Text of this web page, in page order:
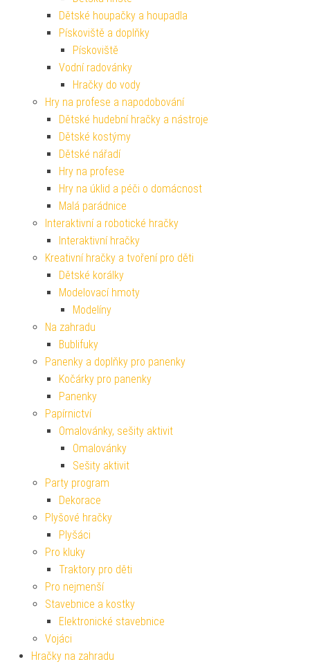
Dětské houpačky a houpadla
Pískoviště a doplňky
Pískoviště
Vodní radovánky
Hračky do vody
Hry na profese a napodobování
Dětské hudební hračky a nástroje
Dětské kostýmy
Dětské nářadí
Hry na profese
Hry na úklid a péči o domácnost
Malá parádnice
Interaktivní a robotické hračky
Interaktivní hračky
Kreativní hračky a tvoření pro děti
Dětské korálky
Modelovací hmoty
Modelíny
Na zahradu
Bublifuky
Panenky a doplňky pro panenky
Kočárky pro panenky
Panenky
Papírnictví
Omalovánky, sešity aktivit
Omalovánky
Sešity aktivit
Party program
Dekorace
Plyšové hračky
Plyšáci
Pro kluky
Traktory pro děti
Pro nejmenší
Stavebnice a kostky
Elektronické stavebnice
Vojáci
Hračky na zahradu